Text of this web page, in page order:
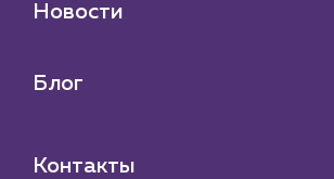
Новости
Блог
Контакты